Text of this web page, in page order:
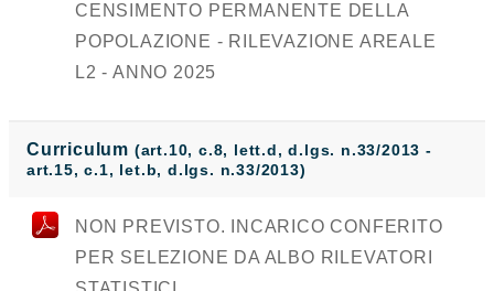
CENSIMENTO PERMANENTE DELLA
POPOLAZIONE - RILEVAZIONE AREALE
L2 - ANNO 2025
Curriculum (art.10, c.8, lett.d, d.lgs. n.33/2013 -
art.15, c.1, let.b, d.lgs. n.33/2013)
NON PREVISTO. INCARICO CONFERITO
PER SELEZIONE DA ALBO RILEVATORI